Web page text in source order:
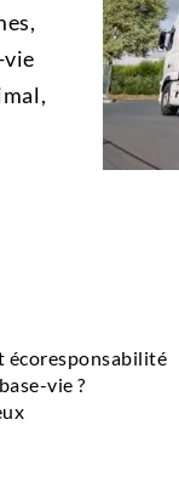
vie
écoresponsabilité
vie ?